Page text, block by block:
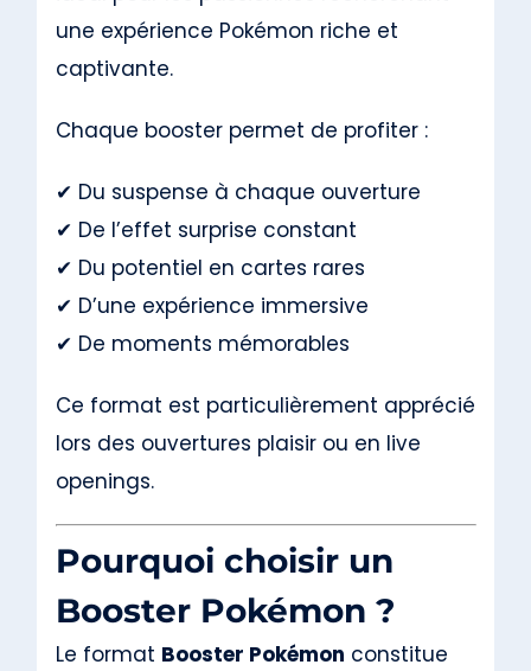
une expérience Pokémon riche et
captivante.
Chaque booster permet de profiter :
✔ Du suspense à chaque ouverture
✔ De l’effet surprise constant
✔ Du potentiel en cartes rares
✔ D’une expérience immersive
✔ De moments mémorables
Ce format est particulièrement apprécié
lors des ouvertures plaisir ou en live
openings.
Pourquoi choisir un
Booster Pokémon ?
Le format Booster Pokémon constitue